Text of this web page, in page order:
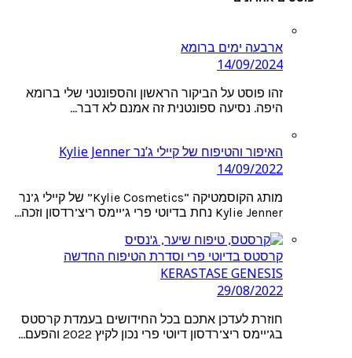
ארבעה ימים ברומא
14/09/2024
זהו פוסט על הביקור הראשון והספונטני שלי ברומא
היפה. נסיעה ספונטנית זה אמנם לא דבר…
האיפור והטיפוח של קיילי ג’נר Kylie Jenner
14/09/2022
מותג הקוסמטיקה “Kylie Cosmetics” של קיילי ג’נר
Kylie Jenner נחת בדיוטי פרי ג’יימס ריצ’רדסון וזכה…
קרסטס בדיוטי פרי וסדרת הטיפוח החדשה
KERASTASE GENESIS
29/08/2022
חוזרת לעדכן אתכם בכל החידושים בעמדת קרסטס
בג’יימס ריצ’רדסון דיוטי פרי נכון לקיץ 2022 והפעם…